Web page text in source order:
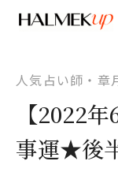
人気占い師・章
【2022
事運★後